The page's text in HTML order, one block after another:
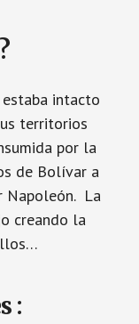
intacto
territorios
por la
de Bolívar a
Napoleón. La
creando la
: